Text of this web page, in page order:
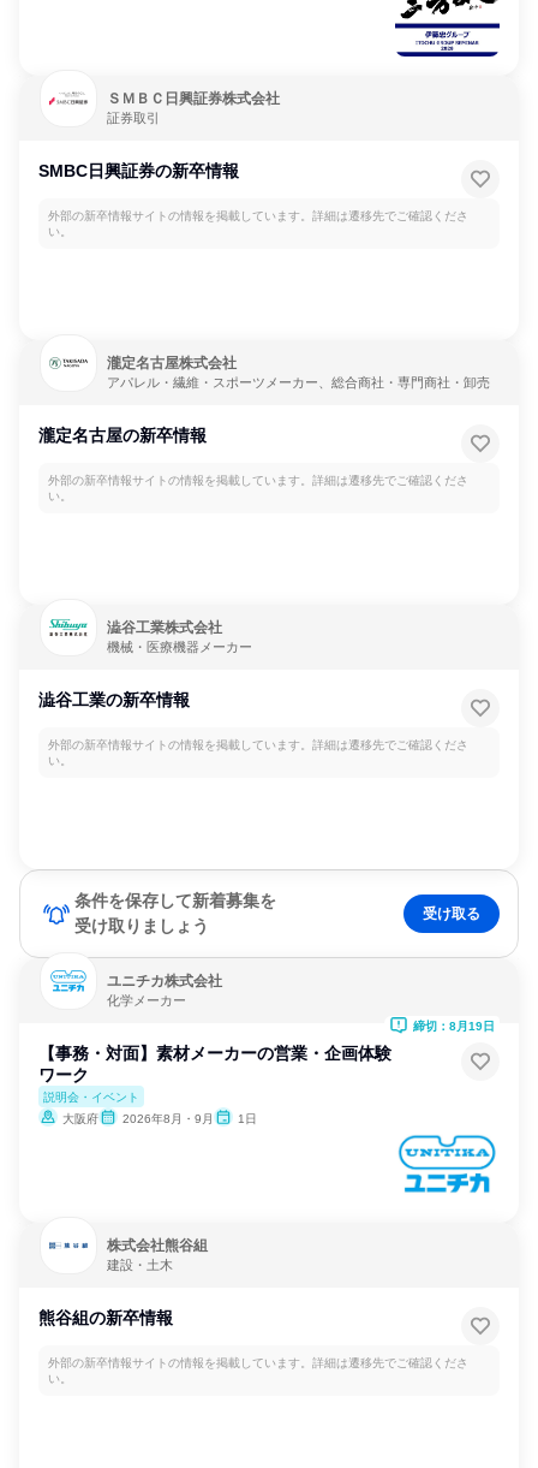
ＳＭＢＣ日興証券株式会社
証券取引
SMBC日興証券の新卒情報
外部の新卒情報サイトの情報を掲載しています。詳細は遷移先でご確認くださ
い。
瀧定名古屋株式会社
アパレル・繊維・スポーツメーカー、総合商社・専門商社・卸売
瀧定名古屋の新卒情報
外部の新卒情報サイトの情報を掲載しています。詳細は遷移先でご確認くださ
い。
澁谷工業株式会社
機械・医療機器メーカー
澁谷工業の新卒情報
外部の新卒情報サイトの情報を掲載しています。詳細は遷移先でご確認くださ
い。
条件を保存して新着募集を
受け取りましょう
受け取る
ユニチカ株式会社
化学メーカー
【事務・対面】素材メーカーの営業・企画体験
ワーク
説明会・イベント
大阪府
2026年8月・9月 1日
締切：8月19日
株式会社熊谷組
建設・土木
熊谷組の新卒情報
外部の新卒情報サイトの情報を掲載しています。詳細は遷移先でご確認くださ
い。